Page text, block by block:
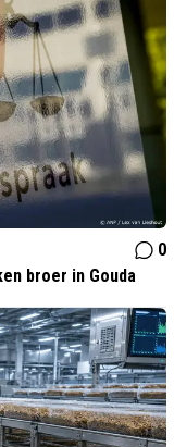
0
broer in Gouda